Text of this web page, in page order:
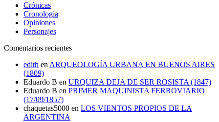
Crónicas
Cronología
Opiniones
Personajes
Comentarios recientes
edith en ARQUEOLOGÍA URBANA EN BUENOS AIRES
(1809)
Eduardo B en URQUIZA DEJA DE SER ROSISTA (1847)
Eduardo B en PRIMER MAQUINISTA FERROVIARIO
(17/09/1857)
chaquetas5000 en LOS VIENTOS PROPIOS DE LA
ARGENTINA